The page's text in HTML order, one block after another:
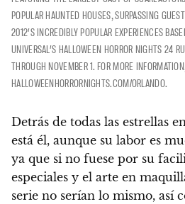
POPULAR HAUNTED HOUSES, SURPASSING
2012’S INCREDIBLY POPULAR EXPERIENCES
UNIVERSAL’S HALLOWEEN HORROR NIGHTS 24
THROUGH NOVEMBER 1. FOR MORE
HALLOWEENHORRORNIGHTS.COM/ORLANDO.
Detrás de todas las estrellas
está él, aunque su labor es
ya que si no fuese por su
especiales y el arte en
serie no serían lo mismo, así